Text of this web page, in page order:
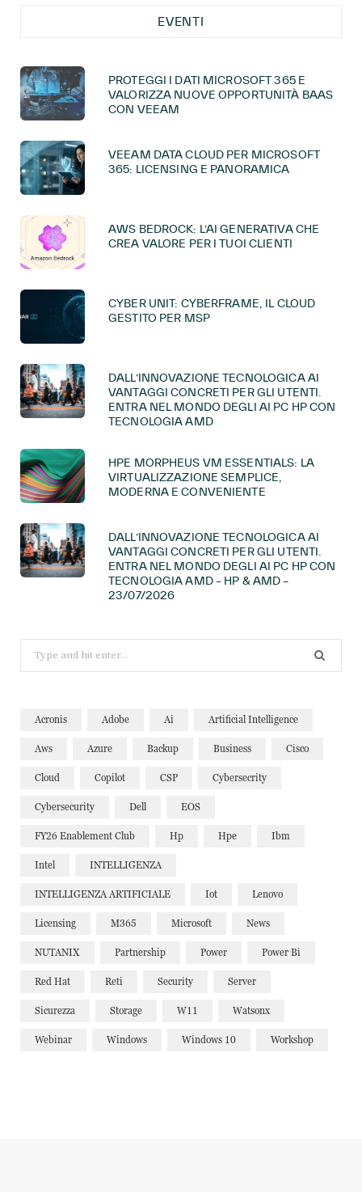
EVENTI
PROTEGGI I DATI MICROSOFT 365 E
VALORIZZA NUOVE OPPORTUNITÀ BAAS
CON VEEAM
VEEAM DATA CLOUD PER MICROSOFT
365: LICENSING E PANORAMICA
AWS BEDROCK: L’AI GENERATIVA CHE
CREA VALORE PER I TUOI CLIENTI
CYBER UNIT: CYBERFRAME, IL CLOUD
GESTITO PER MSP
DALL’INNOVAZIONE TECNOLOGICA AI
VANTAGGI CONCRETI PER GLI UTENTI.
ENTRA NEL MONDO DEGLI AI PC HP CON
TECNOLOGIA AMD
HPE MORPHEUS VM ESSENTIALS: LA
VIRTUALIZZAZIONE SEMPLICE,
MODERNA E CONVENIENTE
DALL’INNOVAZIONE TECNOLOGICA AI
VANTAGGI CONCRETI PER GLI UTENTI.
ENTRA NEL MONDO DEGLI AI PC HP CON
TECNOLOGIA AMD – HP & AMD –
23/07/2026
for:
Acronis Adobe Ai Artificial Intelligence
Aws Azure Backup Business Cisco
Cloud Copilot CSP Cybersecrity
Cybersecurity Dell EOS
FY26 Enablement Club Hp Hpe Ibm
Intel INTELLIGENZA
INTELLIGENZA ARTIFICIALE Iot Lenovo
Licensing M365 Microsoft News
NUTANIX Partnership Power Power Bi
Red Hat Reti Security Server
Sicurezza Storage W11 Watsonx
Webinar Windows Windows 10 Workshop